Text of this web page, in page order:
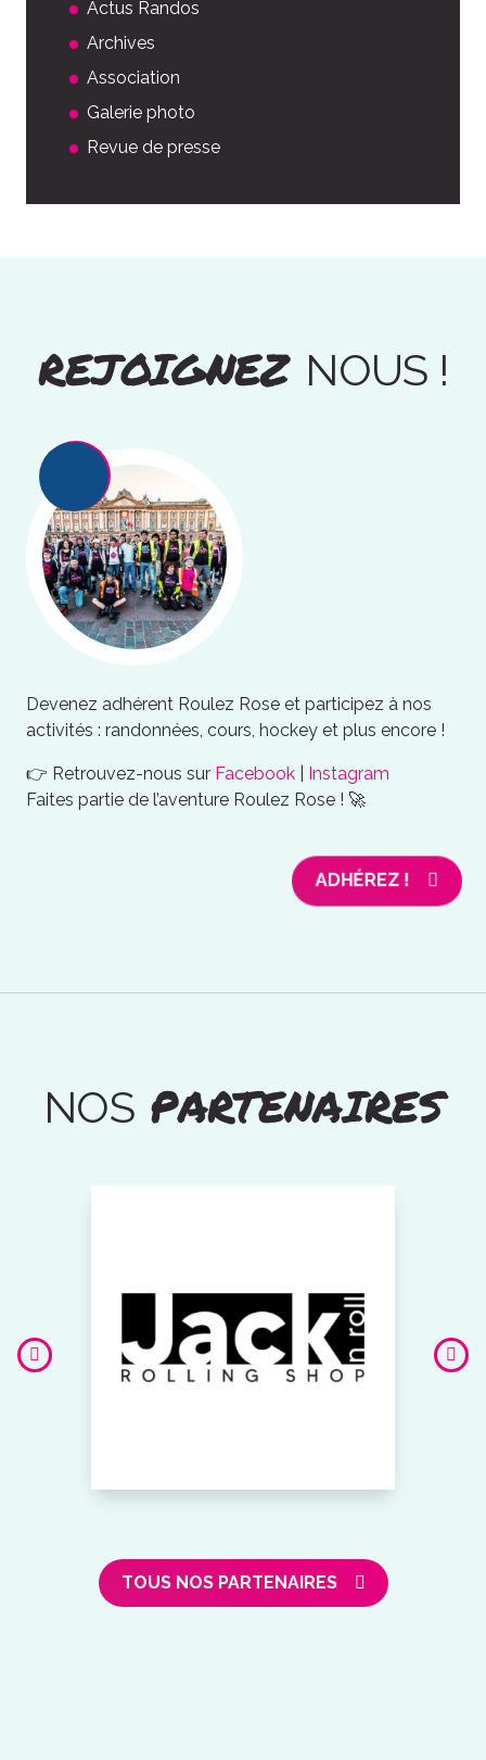
Actus Randos
Archives
Association
Galerie photo
Revue de presse
REJOIGNEZ NOUS !
Devenez adhérent Roulez Rose et participez à nos
activités : randonnées, cours, hockey et plus encore !
👉 Retrouvez-nous sur Facebook
Instagram
Faites partie de l’aventure Roulez Rose ! 🚀
ADHÉREZ !
NOSPARTENAIRES
TOUS NOS PARTENAIRES